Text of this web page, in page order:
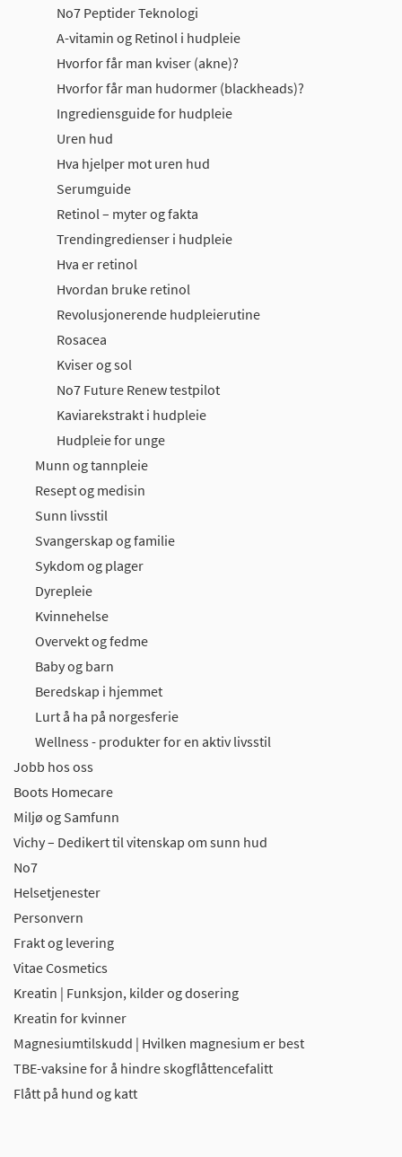
No7 Peptider Teknologi
A-vitamin og Retinol i hudpleie
Hvorfor får man kviser (akne)?
Hvorfor får man hudormer (blackheads)?
Ingrediensguide for hudpleie
Uren hud
Hva hjelper mot uren hud
Serumguide
Retinol – myter og fakta
Trendingredienser i hudpleie
Hva er retinol
Hvordan bruke retinol
Revolusjonerende hudpleierutine
Rosacea
Kviser og sol
No7 Future Renew testpilot
Kaviarekstrakt i hudpleie
Hudpleie for unge
Munn og tannpleie
Resept og medisin
Sunn livsstil
Svangerskap og familie
Sykdom og plager
Dyrepleie
Kvinnehelse
Overvekt og fedme
Baby og barn
Beredskap i hjemmet
Lurt å ha på norgesferie
Wellness - produkter for en aktiv livsstil
Jobb hos oss
Boots Homecare
Miljø og Samfunn
Vichy – Dedikert til vitenskap om sunn hud
No7
Helsetjenester
Personvern
Frakt og levering
Vitae Cosmetics
Kreatin | Funksjon, kilder og dosering
Kreatin for kvinner
Magnesiumtilskudd | Hvilken magnesium er best
TBE-vaksine for å hindre skogflåttencefalitt
Flått på hund og katt